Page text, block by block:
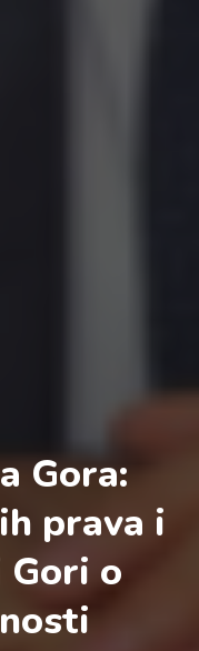
Gora:
prava i
o